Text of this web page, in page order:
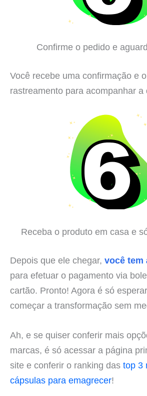
Confirme o pedido e
Você recebe uma confirmação e
rastreamento para acompanhar a
Receba o produto em casa e
Depois que ele chegar, você tem
para efetuar o pagamento via
cartão. Pronto! Agora é só
começar a transformação sem
Ah, e se quiser conferir mais
marcas, é só acessar a página
site e conferir o ranking das top 3
cápsulas para emagrecer!